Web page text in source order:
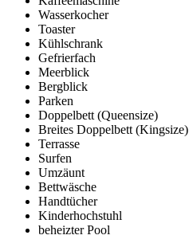
Wasserkocher
Toaster
Kühlschrank
Gefrierfach
Meerblick
Bergblick
Parken
Doppelbett (Queensize)
Breites Doppelbett (Kingsize)
Terrasse
Surfen
Umzäunt
Bettwäsche
Handtücher
Kinderhochstuhl
beheizter Pool